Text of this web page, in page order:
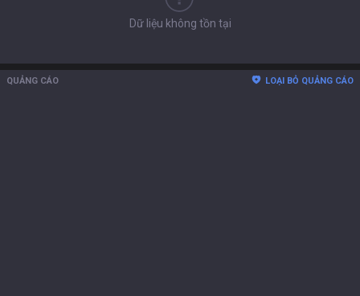
Dữ liệu không tồn tại
QUẢNG CÁO LOẠI BỎ QUẢNG CÁO